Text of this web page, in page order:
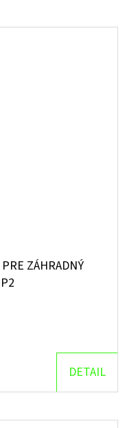
ZÁHRADNÝ
DETAIL